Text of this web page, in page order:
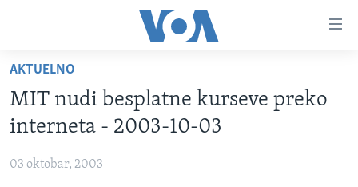
glavni
sadržaj
Idi
na
glavnu
BALKAN
OTVORENI STUDIO
AKTUELNO
MIT nudi besplatne kurseve preko
interneta - 2003-10-03
03 oktobar, 2003